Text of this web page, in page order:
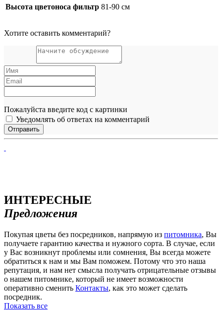
Высота цветоноса фильтр 81-90 см
Хотите оставить комментарий?
Пожалуйста введите код с картинки
Уведомлять об ответах на комментарий
ИНТЕРЕСНЫЕ
Предложения
Покупая цветы без посредников, напрямую из питомника, Вы
получаете гарантию качества и нужного сорта. В случае, если
у Вас возникнут проблемы или сомнения, Вы всегда можете
обратиться к нам и мы Вам поможем. Потому что это наша
репутация, и нам нет смысла получать отрицательные отзывы
о нашем питомнике, который не имеет возможности
оперативно сменить Контакты, как это может сделать
посредник.
Показать все